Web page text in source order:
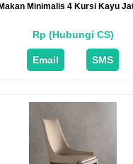
Minimalis 4 Kursi Kayu
Rp (Hubungi CS)
Email SMS